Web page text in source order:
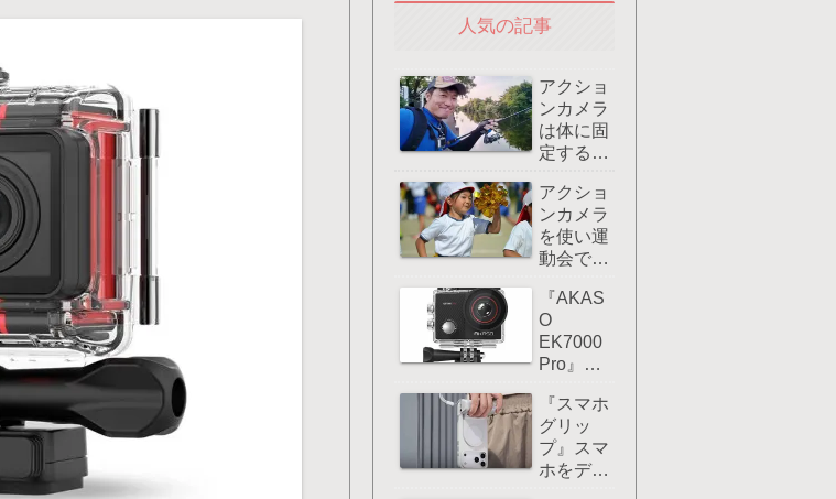
人気の記事
アクショ
ンカメラ
は体に固
定すると
えてグッ
ド：おす
すめはマ
グネット
ト！
アクショ
ンカメラ
を使い運
動会でズ
するなら
ハンディ
カメ
ラ/Vlog
方がおす
すめ！
『AKAS
O
EK7000
Pro』レ
アクショ
ンカメラ
を安くコ
スパ重視
『スマホ
グリッ
プ』スマ
ホをデジ